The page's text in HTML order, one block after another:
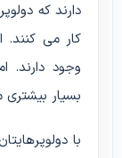
دارند که
کار می
وجود دارند.
بسیار بیشتری
با